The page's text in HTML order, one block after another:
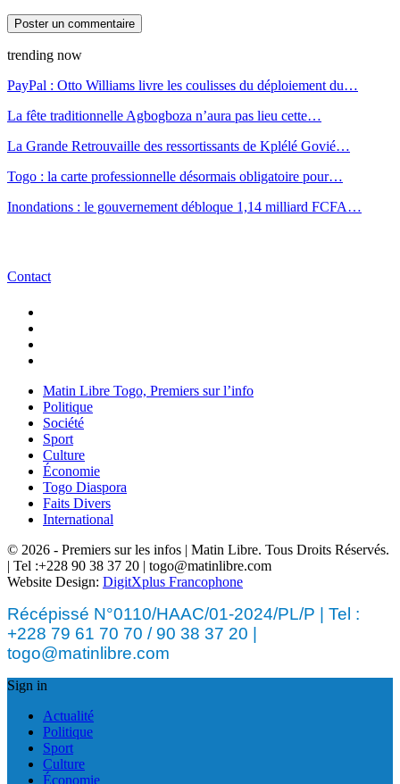
trending now
PayPal : Otto Williams livre les coulisses du déploiement du…
La fête traditionnelle Agbogboza n’aura pas lieu cette…
La Grande Retrouvaille des ressortissants de Kplélé Govié…
Togo : la carte professionnelle désormais obligatoire pour…
Inondations : le gouvernement débloque 1,14 milliard FCFA…
Contact
Matin Libre Togo, Premiers sur l’info
Politique
Société
Sport
Culture
Économie
Togo Diaspora
Faits Divers
International
© 2026 - Premiers sur les infos | Matin Libre. Tous Droits Réservés.
| Tel :+228 90 38 37 20 | togo@matinlibre.com
Website Design: DigitXplus Francophone
Récépissé N°0110/HAAC/01-2024/PL/P | Tel :
+228 79 61 70 70 / 90 38 37 20 |
togo@matinlibre.com
Sign in
Actualité
Politique
Sport
Culture
Économie